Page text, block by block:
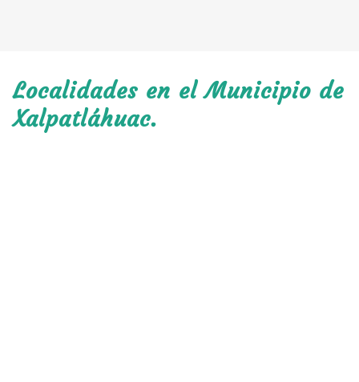
Localidades en el Municipio de
Xalpatláhuac.